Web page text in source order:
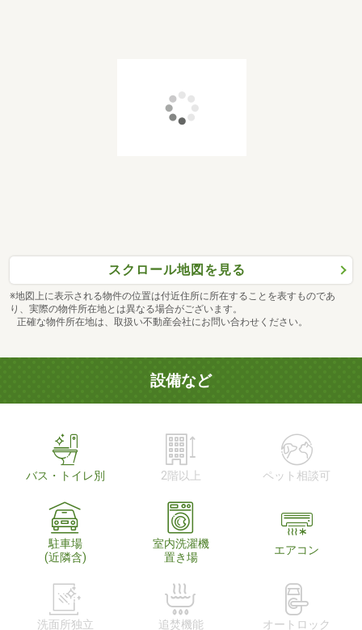
スクロール地図を見る
※地図上に表示される物件の位置は付近住所に所在することを表すものであ
り、実際の物件所在地とは異なる場合がございます。
正確な物件所在地は、取扱い不動産会社にお問い合わせください。
設備など
バス・トイレ別 2階以上 ペット相談可
駐車場
(近隣含)
室内洗濯機
置き場
エアコン
洗面所独立 追焚機能 オートロック